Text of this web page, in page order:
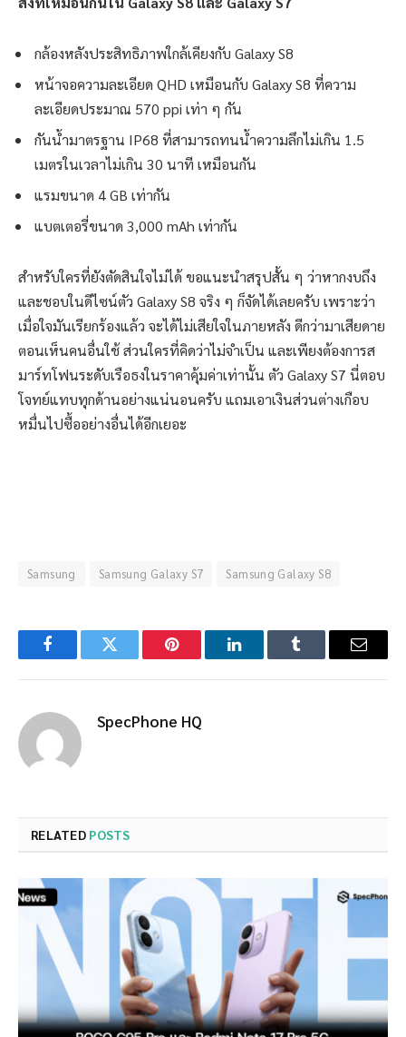
กล้องหลังประสิทธิภาพใกล้เคียงกับ Galaxy S8
หน้าจอความละเอียด QHD เหมือนกับ Galaxy S8 ที่ความ
ละเอียดประมาณ 570 ppi เท่า ๆ กัน
กันน้ำมาตรฐาน IP68 ที่สามารถทนน้ำความลึกไม่เกิน 1.5
เมตรในเวลาไม่เกิน 30 นาที เหมือนกัน
แรมขนาด 4 GB เท่ากัน
แบตเตอรี่ขนาด 3,000 mAh เท่ากัน
สำหรับใครที่ยังตัดสินใจไม่ได้ ขอแนะนำสรุปสั้น ๆ ว่าหากงบถึง
และชอบในดีไซน์ตัว Galaxy S8 จริง ๆ ก็จัดได้เลยครับ เพราะว่า
เมื่อใจมันเรียกร้องแล้ว จะได้ไม่เสียใจในภายหลัง ดีกว่ามาเสียดาย
ตอนเห็นคนอื่นใช้ ส่วนใครที่คิดว่าไม่จำเป็น และเพียงต้องการส
มาร์ทโฟนระดับเรือธงในราคาคุ้มค่าเท่านั้น ตัว Galaxy S7 นี่ตอบ
โจทย์แทบทุกด้านอย่างแน่นอนครับ แถมเอาเงินส่วนต่างเกือบ
หมื่นไปซื้ออย่างอื่นได้อีกเยอะ
Samsung Samsung Galaxy S7 Samsung Galaxy S8
FacebookTwitter Pinterest LinkedInTumblr Email
SpecPhone HQ
RELATED POSTS